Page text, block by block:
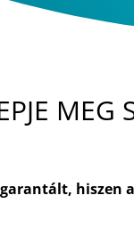
MEG
hiszen